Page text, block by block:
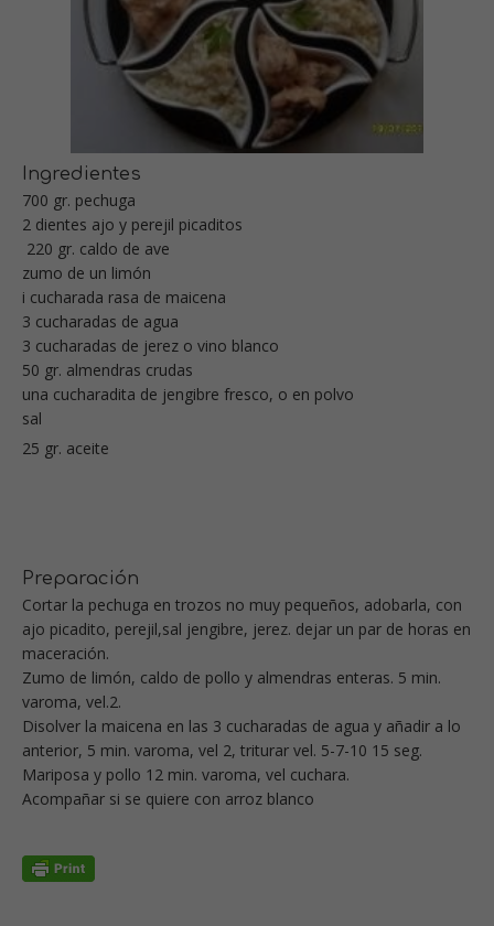
Ingredientes
700 gr. pechuga
2 dientes ajo y perejil picaditos
220 gr. caldo de ave
zumo de un limón
i cucharada rasa de maicena
3 cucharadas de agua
3 cucharadas de jerez o vino blanco
50 gr. almendras crudas
una cucharadita de jengibre fresco, o en polvo
sal
25 gr. aceite
Preparación
Cortar la pechuga en trozos no muy pequeños, adobarla, con
ajo picadito, perejil,sal jengibre, jerez. dejar un par de horas en
maceración.
Zumo de limón, caldo de pollo y almendras enteras. 5 min.
varoma, vel.2.
Disolver la maicena en las 3 cucharadas de agua y añadir a lo
anterior, 5 min. varoma, vel 2, triturar vel. 5-7-10 15 seg.
Mariposa y pollo 12 min. varoma, vel cuchara.
Acompañar si se quiere con arroz blanco